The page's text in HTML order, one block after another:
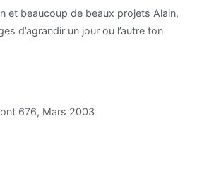
et beaucoup de beaux projets Alain,
d’agrandir un jour ou l’autre ton
676, Mars 2003